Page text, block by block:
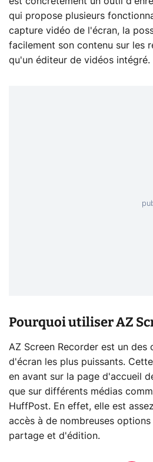
qui propose plusieurs
capture vidéo de l'écran, la
facilement son contenu sur les
qu'un éditeur de vidéos intégré.
Pourquoi utiliser AZ
AZ Screen Recorder est un des
d'écran les plus puissants.
en avant sur la page d'accueil
que sur différents médias
HuffPost. En effet, elle est
accès à de nombreuses
partage et d'édition.